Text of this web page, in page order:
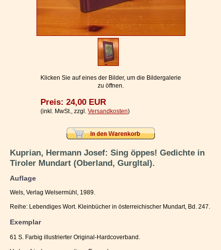
Geschäftsbedingungen
Datenschutzerklärung
Ihr WarenkorbKlicken Sie auf eines der Bilder, um die Bildergalerie
zu öffnen.
Preis: 24,00 EUR
(inkl. MwSt., zzgl. Versandkosten)
Kuprian, Hermann Josef: Sing öppes! Gedichte in
Tiroler Mundart (Oberland, Gurgltal).
Auflage
Wels, Verlag Welsermühl, 1989.
Reihe: Lebendiges Wort. Kleinbücher in österreichischer Mundart, Bd. 247.
Exemplar
61 S. Farbig illustrierter Original-Hardcoverband.